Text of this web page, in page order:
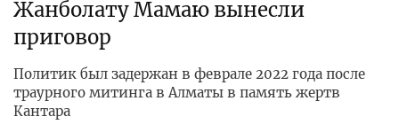
Жанболату Мамаю вынесли
приговор
Политик был задержан в феврале 2022 года после
траурного митинга в Алматы в память жертв
Кантара